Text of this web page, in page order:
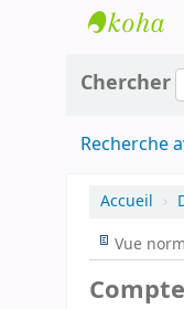
Archives
Chercher
Recherche
Accueil ›
Vue